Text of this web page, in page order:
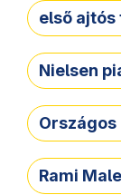
első
Nielsen
Rami